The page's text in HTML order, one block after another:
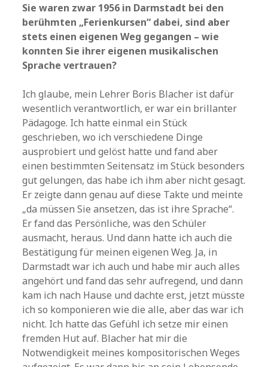
Sie waren zwar 1956 in Darmstadt bei den
berühmten „Ferienkursen“ dabei, sind aber
stets einen eigenen Weg gegangen – wie
konnten Sie ihrer eigenen musikalischen
Sprache vertrauen?
Ich glaube, mein Lehrer Boris Blacher ist dafür
wesentlich verantwortlich, er war ein brillanter
Pädagoge. Ich hatte einmal ein Stück
geschrieben, wo ich verschiedene Dinge
ausprobiert und gelöst hatte und fand aber
einen bestimmten Seitensatz im Stück besonders
gut gelungen, das habe ich ihm aber nicht gesagt.
Er zeigte dann genau auf diese Takte und meinte
„da müssen Sie ansetzen, das ist ihre Sprache“.
Er fand das Persönliche, was den Schüler
ausmacht, heraus. Und dann hatte ich auch die
Bestätigung für meinen eigenen Weg. Ja, in
Darmstadt war ich auch und habe mir auch alles
angehört und fand das sehr aufregend, und dann
kam ich nach Hause und dachte erst, jetzt müsste
ich so komponieren wie die alle, aber das war ich
nicht. Ich hatte das Gefühl ich setze mir einen
fremden Hut auf. Blacher hat mir die
Notwendigkeit meines kompositorischen Weges